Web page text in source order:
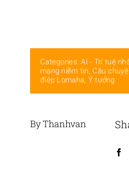
Categories:AI - Trí tuệ
mạng niềm tin, Câu
điệp Lomaha, Ý tưởng
By Thanhvan